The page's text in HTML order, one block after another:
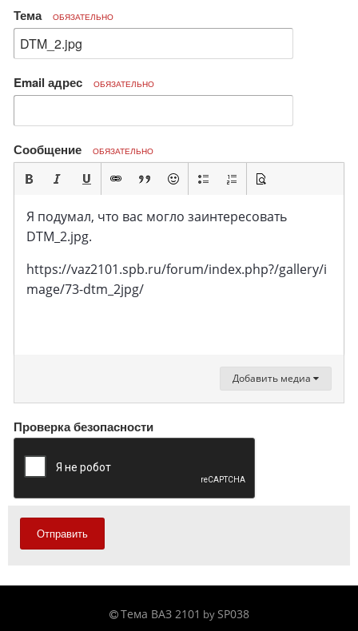
Тема ОБЯЗАТЕЛЬНО
Email адрес ОБЯЗАТЕЛЬНО
Сообщение ОБЯЗАТЕЛЬНО
Я подумал, что вас могло заинтересовать
DTM_2.jpg.
https://vaz2101.spb.ru/forum/index.php?/gallery/i
mage/73-dtm_2jpg/
Добавить медиа
Проверка безопасности
Отправить
Тема ВАЗ 2101 by SP038